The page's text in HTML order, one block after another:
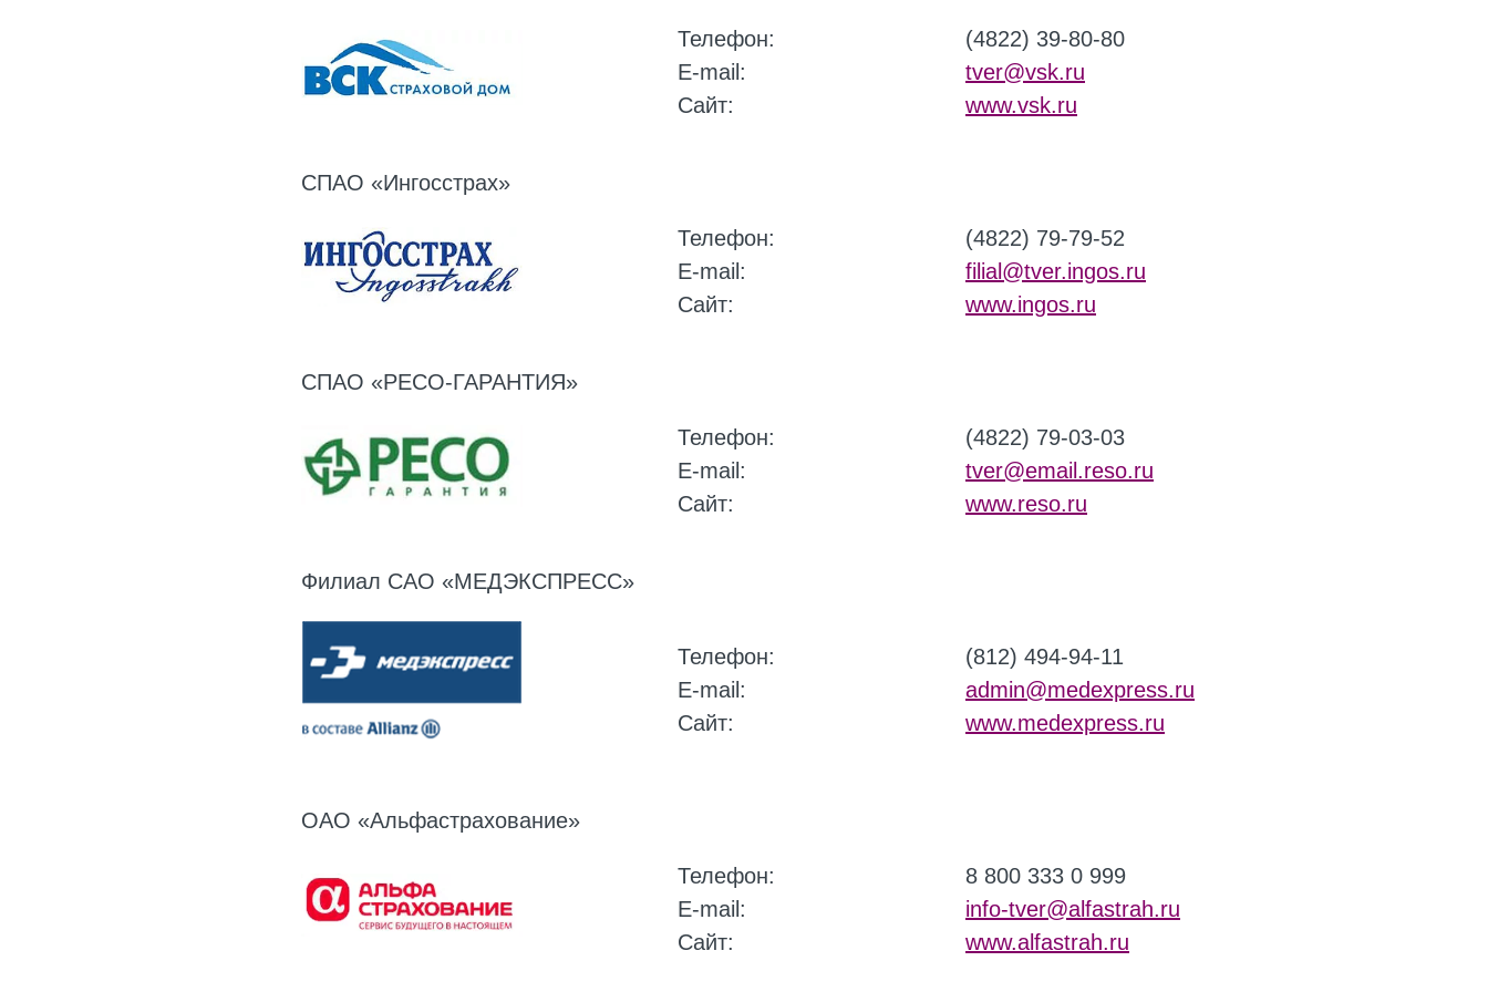
Телефон:
E-mail:
Сайт:
(4822) 39-80-80
tver@vsk.ru
www.vsk.ru
СПАО «Ингосстрах»
Телефон:
E-mail:
Сайт:
(4822) 79-79-52
filial@tver.ingos.ru
www.ingos.ru
СПАО «РЕСО-ГАРАНТИЯ»
Телефон:
E-mail:
Сайт:
(4822) 79-03-03
tver@email.reso.ru
www.reso.ru
Филиал САО «МЕДЭКСПРЕСС»
Телефон:
E-mail:
Сайт:
(812) 494-94-11
admin@medexpress.ru
www.medexpress.ru
ОАО «Альфастрахование»
Телефон:
E-mail:
Сайт:
8 800 333 0 999
info-tver@alfastrah.ru
www.alfastrah.ru